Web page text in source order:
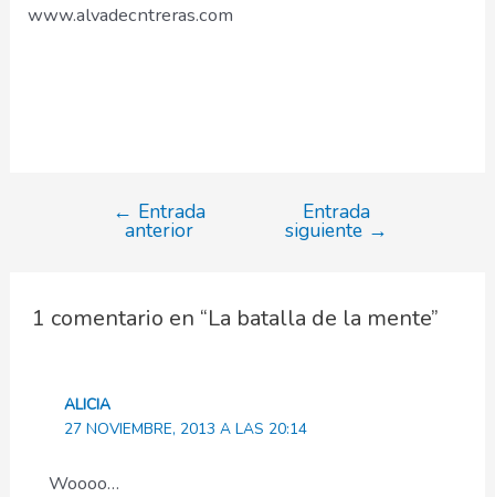
www.alvadecntreras.com
Navegación
← Entrada
anterior
Entrada
siguiente →
1 comentario en “La batalla de la mente”
ALICIA
27 NOVIEMBRE, 2013 A LAS 20:14
Woooo…